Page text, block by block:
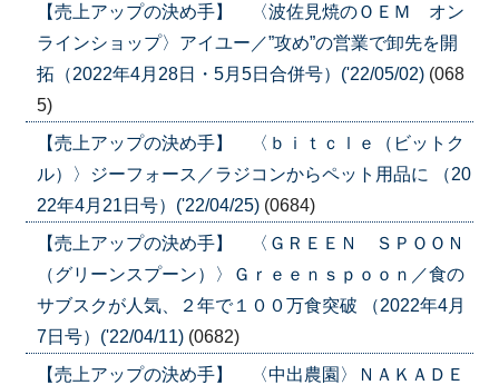
【売上アップの決め手】 〈波佐見焼のＯＥＭ オン
ラインショップ〉アイユー／”攻め”の営業で卸先を開
拓（2022年4月28日・5月5日合併号）('22/05/02) (068
5)
【売上アップの決め手】 〈ｂｉｔｃｌｅ（ビットク
ル）〉ジーフォース／ラジコンからペット用品に （20
22年4月21日号）('22/04/25) (0684)
【売上アップの決め手】 〈ＧＲＥＥＮ ＳＰＯＯＮ
（グリーンスプーン）〉Ｇｒｅｅｎｓｐｏｏｎ／食の
サブスクが人気、２年で１００万食突破 （2022年4月
7日号）('22/04/11) (0682)
【売上アップの決め手】 〈中出農園〉ＮＡＫＡＤＥ